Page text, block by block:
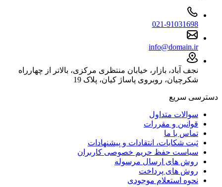
021-91031698
info@domain.ir
نجف آباد، بازار، خیابان منتظری مرکزی، بالاتر از چهارراه
شکرچیان، روبروی پاساژ کیان، پلاک 19
دسترسی سریع
سوالات متداول
قوانین و مقررات
تماس با ما
ثبت شکایات، انتقادات و پیشنهادات
سیاست حفظ حریم خصوصی کاربران
روش های ارسال مرسوله
روش های پرداخت
نحوه استعلام موجودی